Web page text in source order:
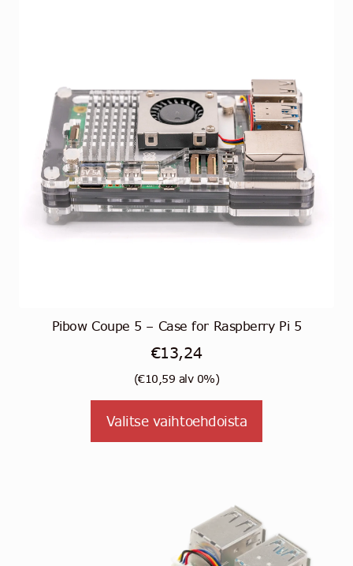
Pibow Coupe 5 – Case for Raspberry Pi 5
€13,24
(€10,59 alv 0%)
Valitse vaihtoehdoista
tehdä
valinnat